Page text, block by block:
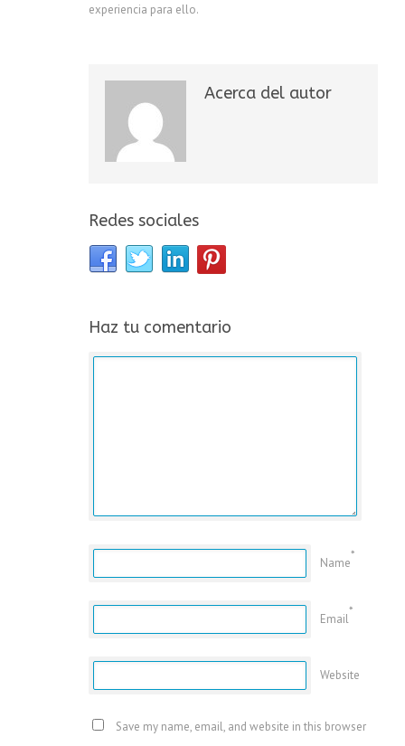
experiencia para ello.
Acerca del autor
Redes sociales
Haz tu comentario
Name
*
Email
*
Website
Save my name, email, and website in this browser